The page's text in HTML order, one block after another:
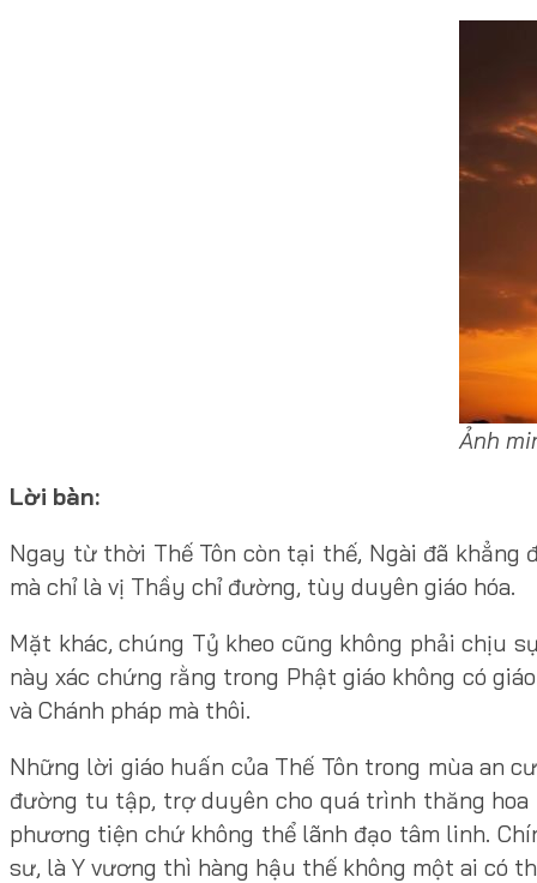
Ảnh
Lời bàn:
Ngay từ thời Thế Tôn còn tại thế, Ngài đã khẳng
mà chỉ là vị Thầy chỉ đường, tùy duyên giáo hóa.
Mặt khác, chúng Tỷ kheo cũng không phải chịu
này xác chứng rằng trong Phật giáo không có
và Chánh pháp mà thôi.
Những lời giáo huấn của Thế Tôn trong mùa an
đường tu tập, trợ duyên cho quá trình thăng
phương tiện chứ không thể lãnh đạo tâm linh.
sư, là Y vương thì hàng hậu thế không một ai có